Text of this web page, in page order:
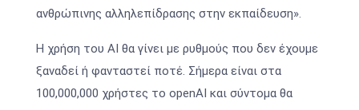
ανθρώπινης αλληλεπίδρασης στην εκπαίδευση».
Η χρήση του AI θα γίνει με ρυθμούς που δεν έχουμε
ξαναδεί ή φανταστεί ποτέ. Σήμερα είναι στα
100,000,000 χρήστες το openAI και σύντομα θα